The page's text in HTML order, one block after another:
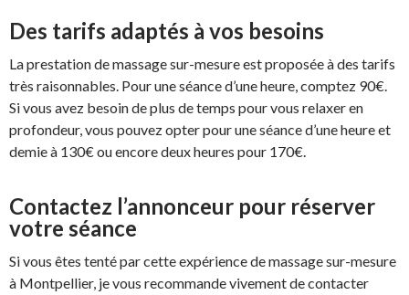
Des tarifs adaptés à vos besoins
La prestation de massage sur-mesure est proposée à des tarifs
très raisonnables. Pour une séance d’une heure, comptez 90€.
Si vous avez besoin de plus de temps pour vous relaxer en
profondeur, vous pouvez opter pour une séance d’une heure et
demie à 130€ ou encore deux heures pour 170€.
Contactez l’annonceur pour réserver
votre séance
Si vous êtes tenté par cette expérience de massage sur-mesure
à Montpellier, je vous recommande vivement de contacter